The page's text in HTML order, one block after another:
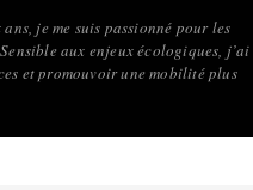
je me suis passionné pour les
aux enjeux écologiques, j’ai
et promouvoir une mobilité plus